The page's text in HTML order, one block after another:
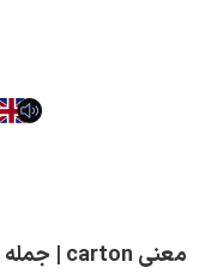
معنی carton | جمله با carton